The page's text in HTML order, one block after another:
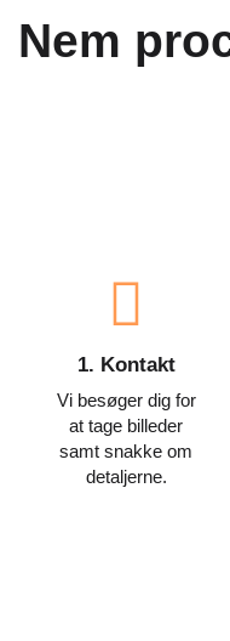
Nem
1. Kontakt
Vi besøger dig for
at tage billeder
samt snakke om
detaljerne.